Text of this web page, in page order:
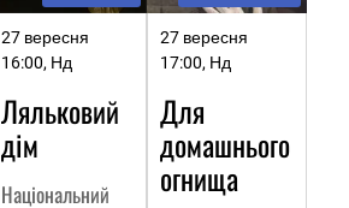
27 вересня
16:00, Нд
Ляльковий
дім
Національний
27 вересня
17:00, Нд
Для
домашнього
огнища